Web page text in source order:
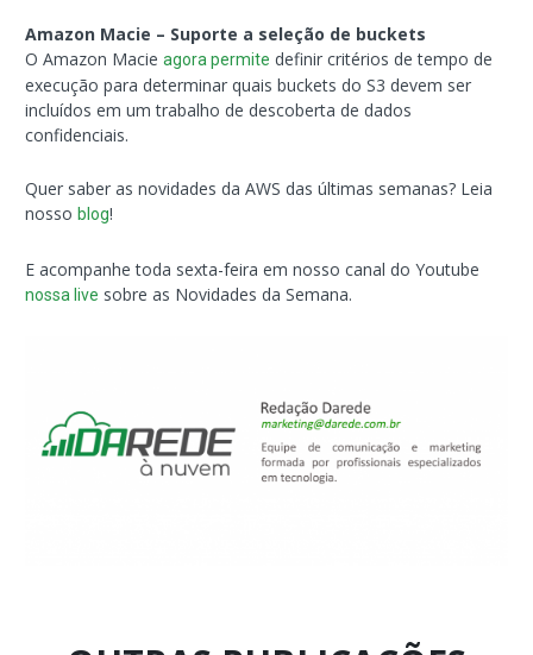
Amazon Macie – Suporte a seleção de buckets
O Amazon Macieagora permite definir critérios de tempo de
execução para determinar quais buckets do S3 devem ser
incluídos em um trabalho de descoberta de dados
confidenciais.
Quer saber as novidades da AWS das últimas semanas? Leia
nossoblog!
E acompanhe toda sexta-feira em nosso canal do Youtube
nossa live sobre as Novidades da Semana.